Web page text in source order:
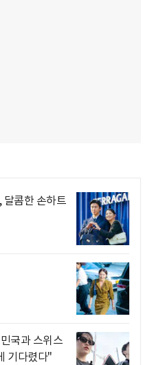
달콤한 손하트
국과 스위스
기다렸다"